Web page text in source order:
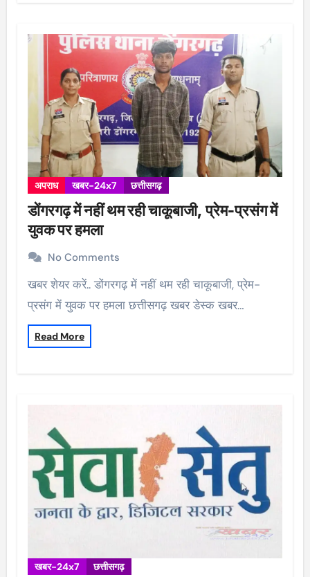
अपराध खबर-24x7 छत्तीसगढ़
डोंगरगढ़ में नहीं थम रही चाकूबाजी, प्रेम-प्रसंग में
युवक पर हमला
No Comments
खबर शेयर करें.. डोंगरगढ़ में नहीं थम रही चाकूबाजी, प्रेम-
प्रसंग में युवक पर हमला छत्तीसगढ़ खबर डेस्क खबर…
Read More
खबर-24x7 छत्तीसगढ़